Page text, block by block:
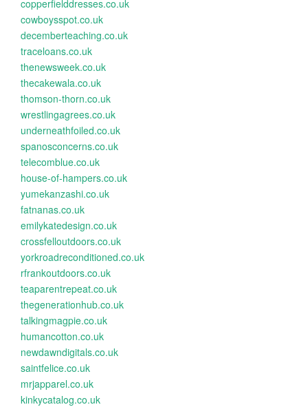
copperfielddresses.co.uk
cowboysspot.co.uk
decemberteaching.co.uk
traceloans.co.uk
thenewsweek.co.uk
thecakewala.co.uk
thomson-thorn.co.uk
wrestlingagrees.co.uk
underneathfoiled.co.uk
spanosconcerns.co.uk
telecomblue.co.uk
house-of-hampers.co.uk
yumekanzashi.co.uk
fatnanas.co.uk
emilykatedesign.co.uk
crossfelloutdoors.co.uk
yorkroadreconditioned.co.uk
rfrankoutdoors.co.uk
teaparentrepeat.co.uk
thegenerationhub.co.uk
talkingmagpie.co.uk
humancotton.co.uk
newdawndigitals.co.uk
saintfelice.co.uk
mrjapparel.co.uk
kinkycatalog.co.uk